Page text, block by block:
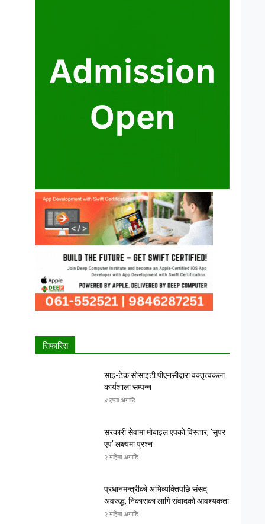
सिफारिस
साइ-टेक सोसाइटी पीएनसीद्वारा वक्तृत्वकला
कार्यशाला सम्पन्न
४ हप्ता अगाडि
सरकारी सेवामा मोबाइल एपको विस्तार, ‘सुपर
एप’ लक्ष्यमा प्रश्न
२ महिना अगाडि
प्रधानमन्त्रीको अभिव्यक्तिपछि संसद्
अवरुद्ध, निकासका लागि संवादको आवश्यकता
२ महिना अगाडि